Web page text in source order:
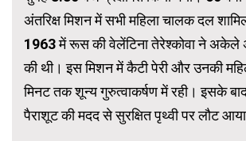
अंतरिक्ष मिशन में सभी महिला चालक दल
1963 में रूस की वेलेंटिना तेरेश्कोवा ने अकेले
की थी। इस मिशन में कैटी पेरी और उनकी
मिनट तक शून्य गुरुत्वाकर्षण में रही। इसके
पैराशूट की मदद से सुरक्षित पृथ्वी पर लौट